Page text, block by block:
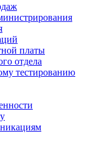
платы
отдела
тестированию